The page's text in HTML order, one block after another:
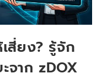
เสี่ยง? รู้จัก
าก zDOX